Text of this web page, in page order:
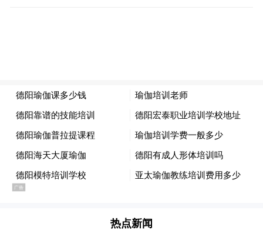
热点新闻